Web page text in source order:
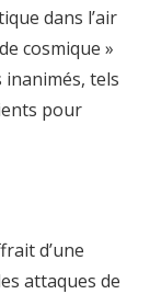
dans l’air
cosmique »
tels
pour
d’une
attaques de